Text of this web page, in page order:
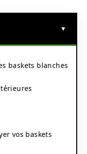
baskets blanches
vos baskets